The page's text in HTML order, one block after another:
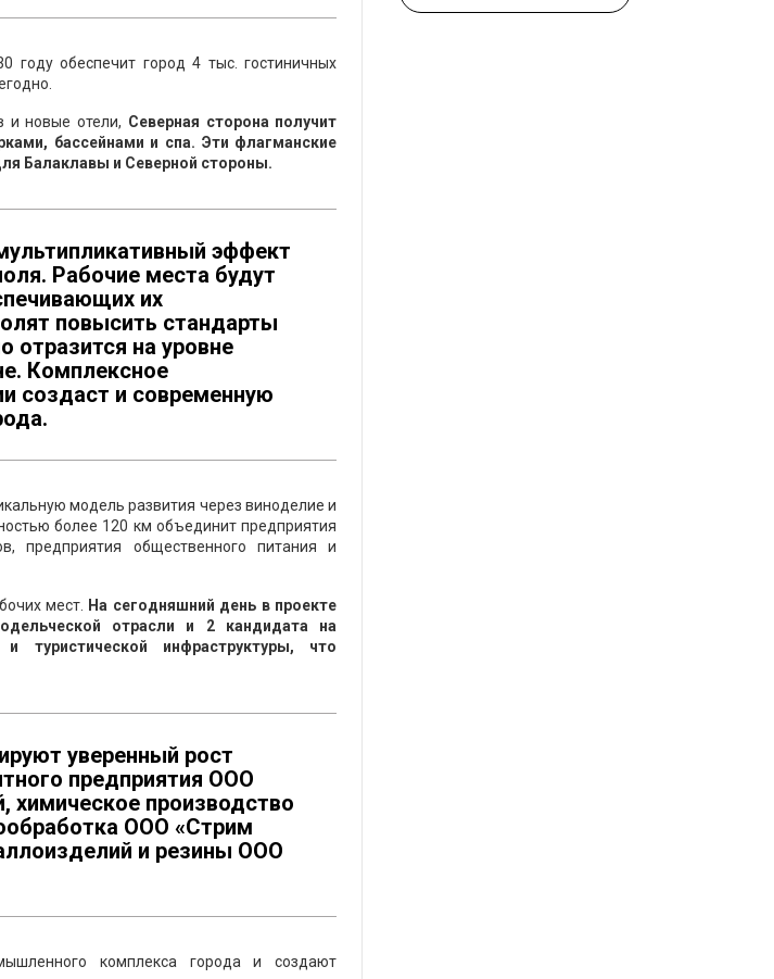
обеспечит город 4 тыс. гостиничных
и новые отели, Северная сторона получит
бассейнами и спа. Эти флагманские
Балаклавы и Северной стороны.
эффект
Рабочие места будут
их
повысить стандарты
отразится на уровне
Комплексное
создаст и современную
модель развития через виноделие и
более 120 км объединит предприятия
предприятия общественного питания и
мест.
На сегодняшний день в проекте
отрасли и 2 кандидата на
туристической инфраструктуры, что
уверенный рост
предприятия ООО
химическое производство
ООО «Стрим
и резины ООО
комплекса города и создают